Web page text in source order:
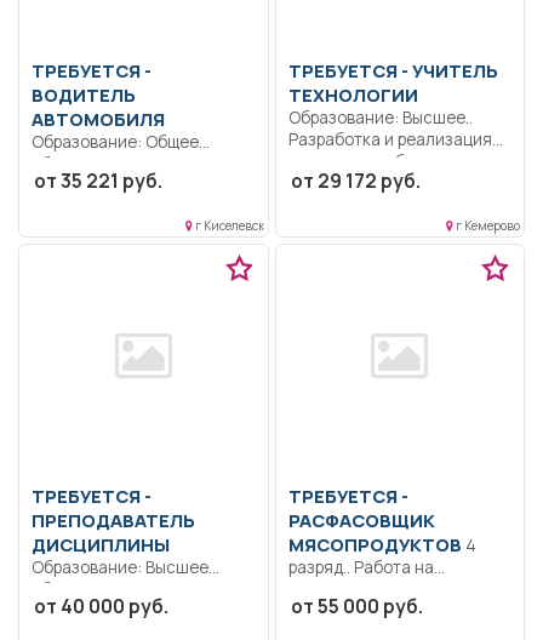
ТРЕБУЕТСЯ -
ВОДИТЕЛЬ
АВТОМОБИЛЯ
Образование: Общее
образование.. Доставка
работников организации до
от 35 221 руб.
г Киселевск
ТРЕБУЕТСЯ - УЧИТЕЛЬ
ТЕХНОЛОГИИ
Образование: Высшее..
Разработка и реализация
программ учебных
дисциплин в...
от 29 172 руб.
г Кемерово
ТРЕБУЕТСЯ -
ПРЕПОДАВАТЕЛЬ
ДИСЦИПЛИНЫ
Образование: Высшее
образование —
бакалавриат.. Ведение
от 40 000 руб.
ТРЕБУЕТСЯ -
РАСФАСОВЩИК
МЯСОПРОДУКТОВ
разряд.. Работа на
упаковка.. Участок
от 55 000 руб.